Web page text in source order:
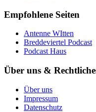
Empfohlene Seiten
Antenne WItten
Breddeviertel Podcast
Podcast Haus
Über uns &
Über uns
Impressum
Datenschutz